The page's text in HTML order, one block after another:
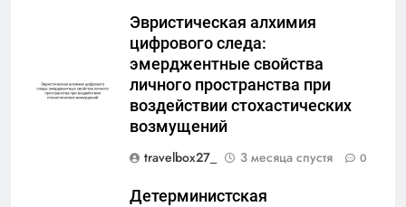
Эвристическая алхимия
цифрового следа:
эмерджентные свойства
личного пространства при
воздействии стохастических
возмущений
travelbox27_
3 месяца спустя 0
Детерминистская